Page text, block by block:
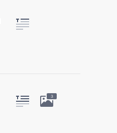
3